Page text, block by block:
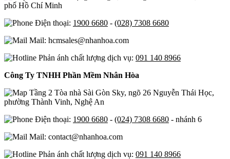
phố Hồ Chí Minh
Điện thoại: 1900 6680 - (028) 7308 6680
Mail: hcmsales@nhanhoa.com
Phản ánh chất lượng dịch vụ: 091 140 8966
Công Ty TNHH Phần Mềm Nhân Hòa
Tầng 2 Tòa nhà Sài Gòn Sky, ngõ 26 Nguyễn Thái Học,
phường Thành Vinh, Nghệ An
Điện thoại: 1900 6680 - (024) 7308 6680 - nhánh 6
Mail: contact@nhanhoa.com
Phản ánh chất lượng dịch vụ: 091 140 8966